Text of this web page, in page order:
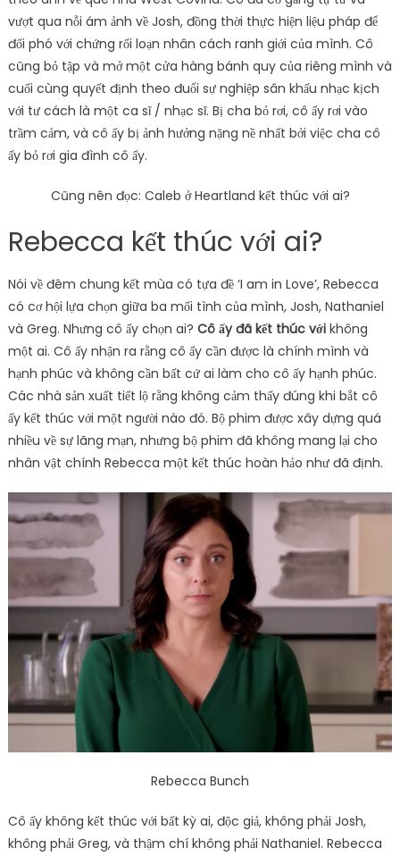
vượt qua nỗi ám ảnh về Josh, đồng thời thực hiện liệu pháp để
đối phó với chứng rối loạn nhân cách ranh giới của mình. Cô
cũng bỏ tập và mở một cửa hàng bánh quy của riêng mình và
cuối cùng quyết định theo đuổi sự nghiệp sân khấu nhạc kịch
với tư cách là một ca sĩ / nhạc sĩ. Bị cha bỏ rơi, cô ấy rơi vào
trầm cảm, và cô ấy bị ảnh hưởng nặng nề nhất bởi việc cha cô
ấy bỏ rơi gia đình cô ấy.
Cũng nên đọc: Caleb ở Heartland kết thúc với ai?
Rebecca kết thúc với ai?
Nói về đêm chung kết mùa có tựa đề ‘I am in Love’, Rebecca
có cơ hội lựa chọn giữa ba mối tình của mình, Josh, Nathaniel
và Greg. Nhưng cô ấy chọn ai? Cô ấy đã kết thúc với không
một ai. Cô ấy nhận ra rằng cô ấy cần được là chính mình và
hạnh phúc và không cần bất cứ ai làm cho cô ấy hạnh phúc.
Các nhà sản xuất tiết lộ rằng không cảm thấy đúng khi bắt cô
ấy kết thúc với một người nào đó. Bộ phim được xây dựng quá
nhiều về sự lãng mạn, nhưng bộ phim đã không mang lại cho
nhân vật chính Rebecca một kết thúc hoàn hảo như đã định.
Rebecca Bunch
Cô ấy không kết thúc với bất kỳ ai, độc giả, không phải Josh,
không phải Greg, và thậm chí không phải Nathaniel. Rebecca